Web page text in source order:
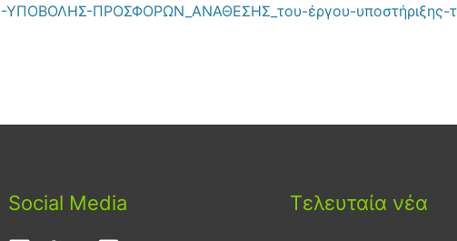
ΠΡΟΣΦΟΡΩΝ_ΑΝΑΘΕΣΗΣ_του-έργου-υποστήριξης-
Social Media Τελευταία νέα